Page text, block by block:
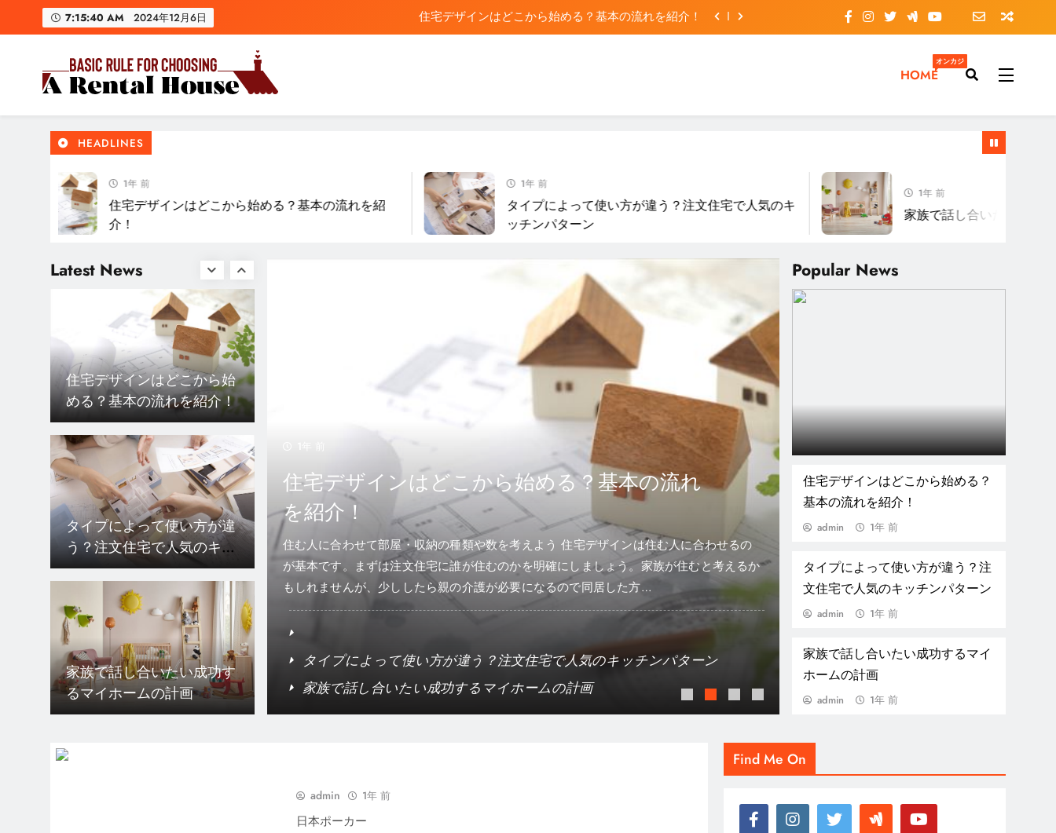
7:15:41 AM 2024年12月6日
タイプによって使い方が違う？注文住宅で人気のキッチンパターン
家族で話し合いたい成功するマイホームの計画
Basic Rule For Choosing A Rental House
HOME
オンカジ
HEADLINES
1年 前
住宅デザインはどこから始める？基本の流れを紹
介！
1年 前
タイプによって使い方が違う？注文住宅で人気のキ
ッチンパターン
1年 前
家族で話し合いたい成功する
Popular News
住宅デザインはどこから始める？
基本の流れを紹介！
admin 1年 前
タイプによって使い方が違う？注
文住宅で人気のキッチンパターン
admin 1年 前
家族で話し合いたい成功するマイ
ホームの計画
admin 1年 前
1年 前
住宅デザインはどこから始める？基本の流れ
を紹介！
住む人に合わせて部屋・収納の種類や数を考えよう 住宅デザインは住む人に合わせるの
が基本です。まずは注文住宅に誰が住むのかを明確にしましょう。家族が住むと考えるか
もしれませんが、少ししたら親の介護が必要になるので同居した方…
タイプによって使い方が違う？注文住宅で人気のキッチンパターン
家族で話し合いたい成功するマイホームの計画
1年 前
タイプによって使い方が違う？注文住宅で人
気のキッチンパターン
コンパクトにまとめられるI型 注文住宅を建てる時に、キッチン選びで頭を悩ませる人も
多くいます。一口にキッチンと言ってもいくつかの種類が用意されていますが、定番とも
言えるのがI型です。アルファベットのIのようにシンク、コン…
住宅デザインはどこから始める？基本の流れを紹介！
家族で話し合いたい成功するマイホームの計画
Latest News
住宅デザインはどこから始
める？基本の流れを紹介！
タイプによって使い方が違
う？注文住宅で人気のキッ
チンパターン
家族で話し合いたい成功す
るマイホームの計画
admin 1年 前
日本ポーカー
Find Me On